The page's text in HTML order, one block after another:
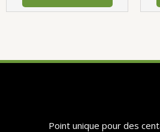
​​Point unique pour des